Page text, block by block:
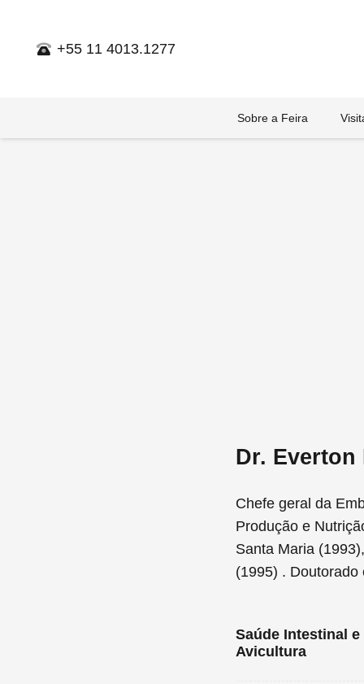
+55 11 4013.1277
Sobre a Feira
Dr.
Chefe geral da
Produção e
Santa Maria
(1995) .
Saúde Intestinal
Avicultura